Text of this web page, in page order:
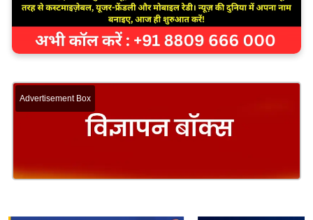
Advertisement Box